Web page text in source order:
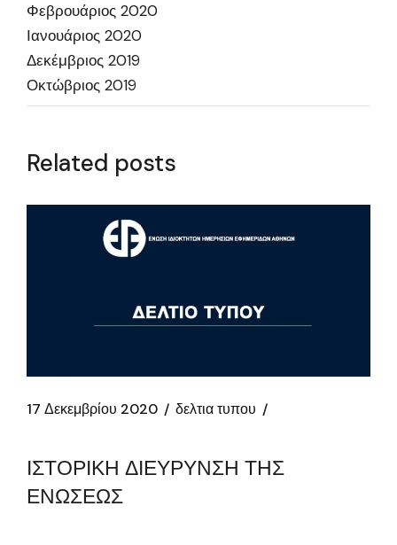
Φεβρουάριος 2020
Ιανουάριος 2020
Δεκέμβριος 2019
Οκτώβριος 2019
Related posts
17 Δεκεμβρίου 2020 δελτια τυπου
ΙΣΤΟΡΙΚΗ ΔΙΕΥΡΥΝΣΗ ΤΗΣ
ΕΝΩΣΕΩΣ